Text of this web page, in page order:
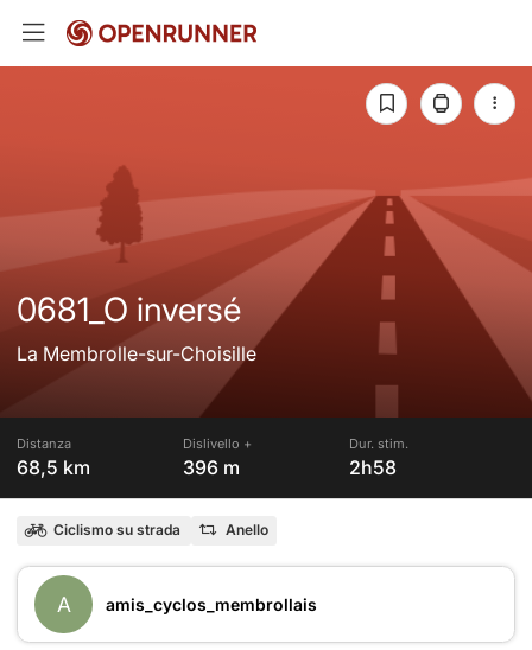
0681_O inversé
La Membrolle-sur-Choisille
Distanza
68,5 km
Dislivello +
396 m
Dur. stim.
2h58
Ciclismo su strada Anello
A amis_cyclos_membrollais